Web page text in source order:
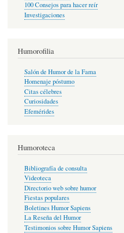
100 Consejos para hacer reír
Investigaciones
Humorofilia
Salón de Humor de la Fama
Homenaje póstumo
Citas célebres
Curiosidades
Efemérides
Humoroteca
Bibliografía de consulta
Videoteca
Directorio web sobre humor
Fiestas populares
Boletines Humor Sapiens
La Reseña del Humor
Testimonios sobre Humor Sapiens